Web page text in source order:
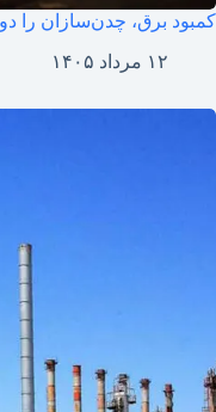
کمبود برق، چدن‌سازان را
۱۲ مرداد ۱۴۰۵